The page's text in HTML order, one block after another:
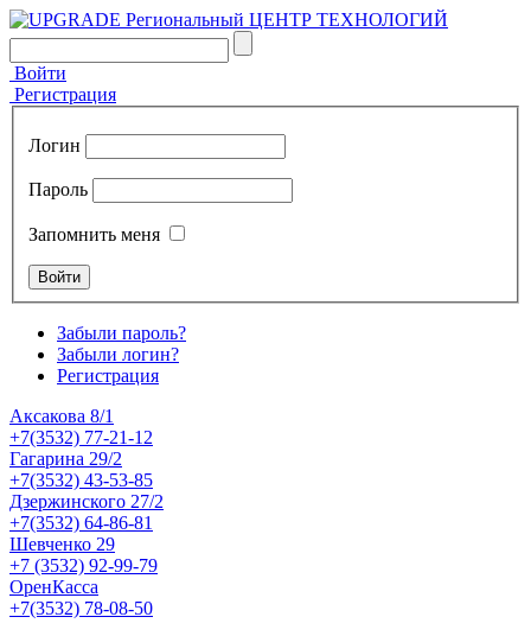
Войти
Регистрация
Логин
Пароль
Запомнить меня
Забыли пароль?
Забыли логин?
Регистрация
Аксакова 8/1
+7(3532) 77-21-12
Гагарина 29/2
+7(3532) 43-53-85
Дзержинского 27/2
+7(3532) 64-86-81
Шевченко 29
+7 (3532) 92-99-79
ОренКасса
+7(3532) 78-08-50